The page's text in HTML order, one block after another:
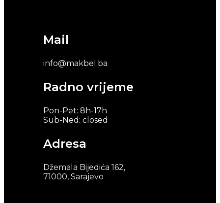
Mail
info@makbel.ba
Radno vrijeme
Pon-Pet: 8h-17h
Sub-Ned: closed
Adresa
Džemala Bijedića 162,
71000, Sarajevo